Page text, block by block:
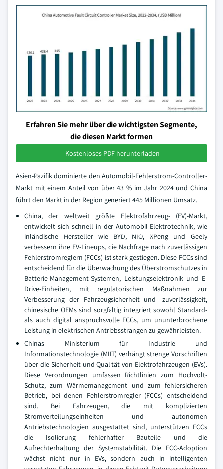
Erfahren Sie mehr über die wichtigsten Segmente,
die diesen Markt formen
Kostenloses PDF herunterladen
Asien-Pazifik dominierte den Automobil-Fehlerstrom-Controller-
Markt mit einem Anteil von über 43 % im Jahr 2024 und China
führt den Markt in der Region generiert 445 Millionen Umsatz.
China, der weltweit größte Elektrofahrzeug- (EV)-Markt,
entwickelt sich schnell in der Automobil-Elektrotechnik, wie
inländische Hersteller wie BYD, NIO, XPeng und Geely
verbessern ihre EV-Lineups, die Nachfrage nach zuverlässigen
Fehlerstromreglern (FCCs) ist stark gestiegen. Diese FCCs sind
entscheidend für die Überwachung des Überstromschutzes in
Batterie-Management-Systemen, Leistungselektronik und E-
Drive-Einheiten, mit regulatorischen Maßnahmen zur
Verbesserung der Fahrzeugsicherheit und -zuverlässigkeit,
chinesische OEMs sind sorgfältig integriert sowohl Standard-
als auch digital anspruchsvolle FCCs, um ununterbrochene
Leistung in elektrischen Antriebsstrangen zu gewährleisten.
Chinas Ministerium für Industrie und
Informationstechnologie (MIIT) verhängt strenge Vorschriften
über die Sicherheit und Qualität von Elektrofahrzeugen (EVs).
Diese Verordnungen umfassen Richtlinien zum Hochvolt-
Schutz, zum Wärmemanagement und zum fehlersicheren
Betrieb, bei denen Fehlerstromregler (FCCs) entscheidend
sind. Bei Fahrzeugen, die mit komplizierten
Stromverteilungseinheiten und autonomen
Antriebstechnologien ausgestattet sind, unterstützen FCCs
die Isolierung fehlerhafter Bauteile und die
Aufrechterhaltung der Systemstabilität. Die FCC-Adoption
wächst nicht nur in EVs, sondern auch in intelligenten